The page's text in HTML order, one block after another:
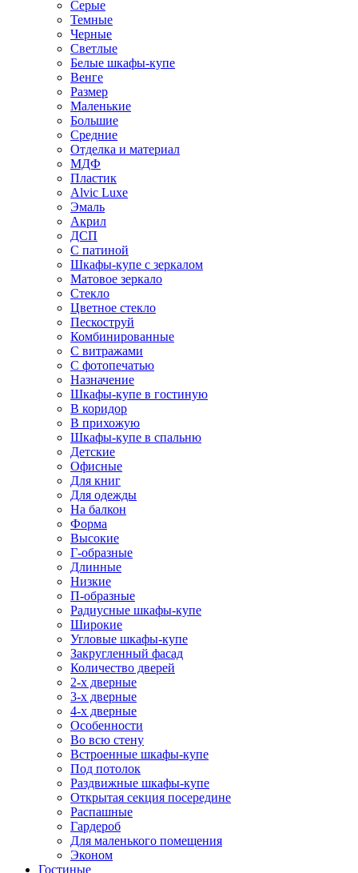
Серые
Темные
Черные
Светлые
Белые шкафы-купе
Венге
Размер
Маленькие
Большие
Средние
Отделка и материал
МДФ
Пластик
Alvic Luxe
Эмаль
Акрил
ДСП
С патиной
Шкафы-купе с зеркалом
Матовое зеркало
Стекло
Цветное стекло
Пескоструй
Комбинированные
С витражами
С фотопечатью
Назначение
Шкафы-купе в гостиную
В коридор
В прихожую
Шкафы-купе в спальню
Детские
Офисные
Для книг
Для одежды
На балкон
Форма
Высокие
Г-образные
Длинные
Низкие
П-образные
Радиусные шкафы-купе
Широкие
Угловые шкафы-купе
Закругленный фасад
Количество дверей
2-х дверные
3-х дверные
4-х дверные
Особенности
Во всю стену
Встроенные шкафы-купе
Под потолок
Раздвижные шкафы-купе
Открытая секция посередине
Распашные
Гардероб
Для маленького помещения
Эконом
Гостиные